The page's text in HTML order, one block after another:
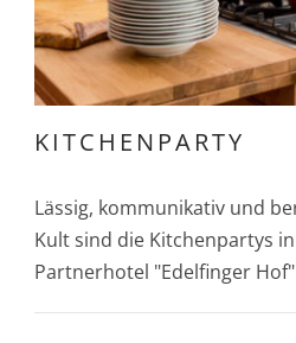
KITCHENPARTY
Lässig, kommunikativ und
Kult sind die Kitchenpartys
Partnerhotel "Edelfinger